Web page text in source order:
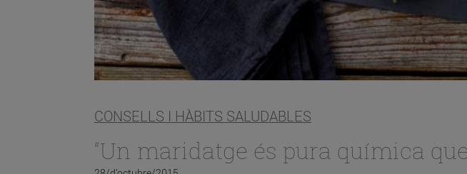
CONSELLS I HÀBITS SALUDABLES
“Un maridatge és pura química